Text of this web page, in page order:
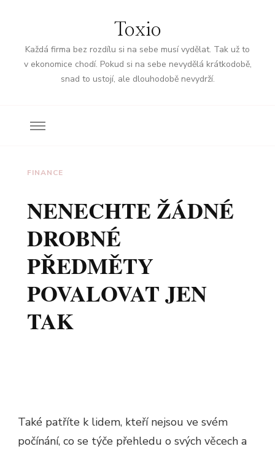
Toxio
Každá firma bez rozdílu si na sebe musí vydělat. Tak už to
v ekonomice chodí. Pokud si na sebe nevydělá krátkodobě,
snad to ustojí, ale dlouhodobě nevydrží.
FINANCE
NENECHTE ŽÁDNÉ
DROBNÉ
PŘEDMĚTY
POVALOVAT JEN
TAK
Také patříte k lidem, kteří nejsou ve svém
počínání, co se týče přehledu o svých věcech a